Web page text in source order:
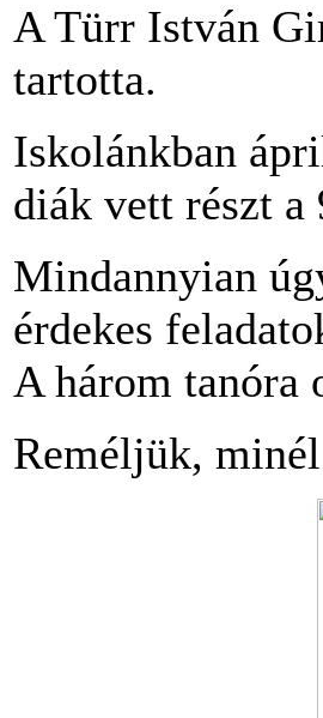
A Türr István
tartotta.
Iskolánkban
diák vett részt
Mindannyian
érdekes
A három tanóra
Reméljük,